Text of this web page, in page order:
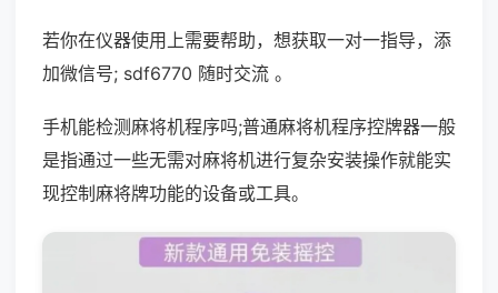
若你在仪器使用上需要帮助，想获取一对一指导，添
加微信号; sdf6770 随时交流 。
手机能检测麻将机程序吗;普通麻将机程序控牌器一般
是指通过一些无需对麻将机进行复杂安装操作就能实
现控制麻将牌功能的设备或工具。